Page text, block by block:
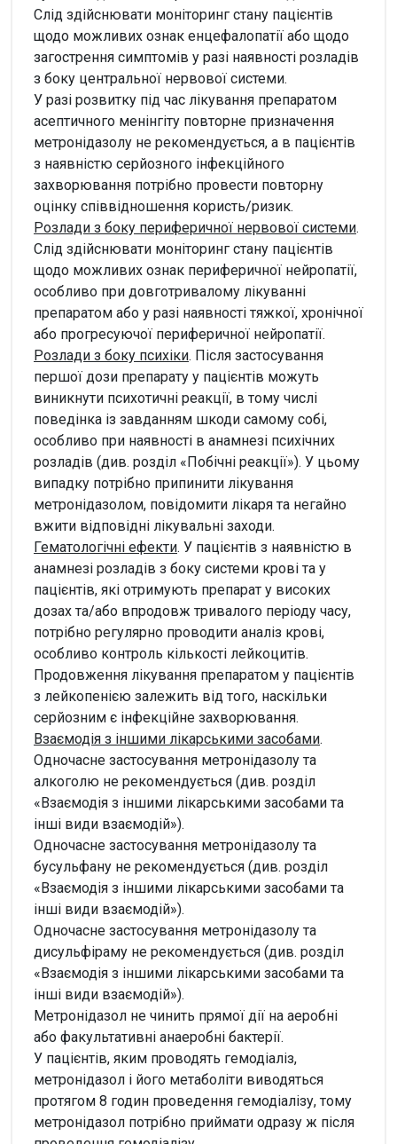
Слід здійснювати моніторинг стану пацієнтів
щодо можливих ознак енцефалопатії або щодо
загострення симптомів у разі наявності розладів
з боку центральної нервової системи.
У разі розвитку під час лікування препаратом
асептичного менінгіту повторне призначення
метронідазолу не рекомендується, а в пацієнтів
з наявністю серйозного інфекційного
захворювання потрібно провести повторну
оцінку співвідношення користь/ризик.
Розлади з боку периферичної нервової системи.
Слід здійснювати моніторинг стану пацієнтів
щодо можливих ознак периферичної нейропатії,
особливо при довготривалому лікуванні
препаратом або у разі наявності тяжкої, хронічної
або прогресуючої периферичної нейропатії.
Розлади з боку психіки. Після застосування
першої дози препарату у пацієнтів можуть
виникнути психотичні реакції, в тому числі
поведінка із завданням шкоди самому собі,
особливо при наявності в анамнезі психічних
розладів (див. розділ «Побічні реакції»). У цьому
випадку потрібно припинити лікування
метронідазолом, повідомити лікаря та негайно
вжити відповідні лікувальні заходи.
Гематологічні ефекти. У пацієнтів з наявністю в
анамнезі розладів з боку системи крові та у
пацієнтів, які отримують препарат у високих
дозах та/або впродовж тривалого періоду часу,
потрібно регулярно проводити аналіз крові,
особливо контроль кількості лейкоцитів.
Продовження лікування препаратом у пацієнтів
з лейкопенією залежить від того, наскільки
серйозним є інфекційне захворювання.
Взаємодія з іншими лікарськими засобами.
Одночасне застосування метронідазолу та
алкоголю не рекомендується (див. розділ
«Взаємодія з іншими лікарськими засобами та
інші види взаємодій»).
Одночасне застосування метронідазолу та
бусульфану не рекомендується (див. розділ
«Взаємодія з іншими лікарськими засобами та
інші види взаємодій»).
Одночасне застосування метронідазолу та
дисульфіраму не рекомендується (див. розділ
«Взаємодія з іншими лікарськими засобами та
інші види взаємодій»).
Метронідазол не чинить прямої дії на аеробні
або факультативні анаеробні бактерії.
У пацієнтів, яким проводять гемодіаліз,
метронідазол і його метаболіти виводяться
протягом 8 годин проведення гемодіалізу, тому
метронідазол потрібно приймати одразу ж після